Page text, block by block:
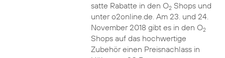
satte Rabatte in den O2Shops und
unter o2online.de. Am 23. und 24.
November 2018 gibt es in den O2
Shops auf das hochwertige
Zubehör einen Preisnachlass in